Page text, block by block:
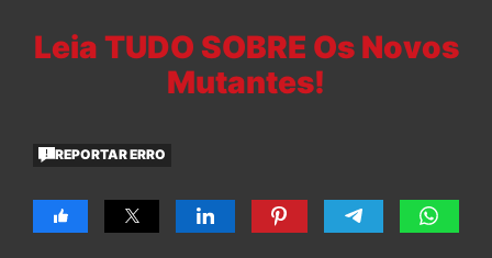
Leia TUDO SOBRE Os Novos
Mutantes!
REPORTAR ERRO